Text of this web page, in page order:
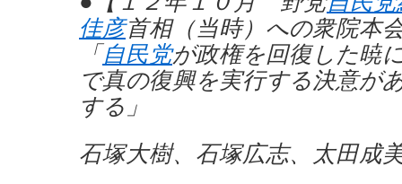
佳彦首相（当時）への衆院本
「自民党が政権を回復した暁
で真の復興を実行する決意が
する」
石塚大樹、石塚広志、太田成